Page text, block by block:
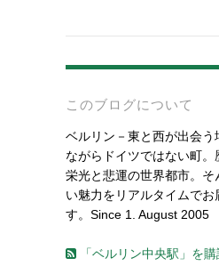
このブログについて
ベルリン－東と西が出会う
ながらドイツではない町
栄光と悲運の世界都市。そ
い魅力をリアルタイムで
す。Since 1. August 2005
「ベルリン中央駅」を購